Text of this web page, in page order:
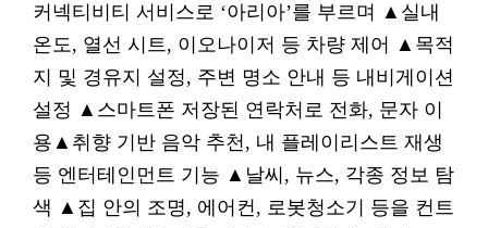
커넥티비티 서비스로 ‘아리아’를 부르며 ▲실내
온도, 열선 시트, 이오나이저 등 차량 제어 ▲목적
지 및 경유지 설정, 주변 명소 안내 등 내비게이션
설정 ▲스마트폰 저장된 연락처로 전화, 문자 이
용▲취향 기반 음악 추천, 내 플레이리스트 재생
등 엔터테인먼트 기능 ▲날씨, 뉴스, 각종 정보 탐
색 ▲집 안의 조명, 에어컨, 로봇청소기 등을 컨트